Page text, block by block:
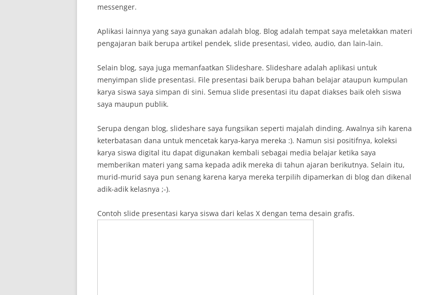
messenger.
Aplikasi lainnya yang saya gunakan adalah blog. Blog adalah tempat saya meletakkan materi
pengajaran baik berupa artikel pendek, slide presentasi, video, audio, dan lain-lain.
Selain blog, saya juga memanfaatkan Slideshare. Slideshare adalah aplikasi untuk
menyimpan slide presentasi. File presentasi baik berupa bahan belajar ataupun kumpulan
karya siswa saya simpan di sini. Semua slide presentasi itu dapat diakses baik oleh siswa
saya maupun publik.
Serupa dengan blog, slideshare saya fungsikan seperti majalah dinding. Awalnya sih karena
keterbatasan dana untuk mencetak karya-karya mereka :). Namun sisi positifnya, koleksi
karya siswa digital itu dapat digunakan kembali sebagai media belajar ketika saya
memberikan materi yang sama kepada adik mereka di tahun ajaran berikutnya. Selain itu,
murid-murid saya pun senang karena karya mereka terpilih dipamerkan di blog dan dikenal
adik-adik kelasnya ;-).
Contoh slide presentasi karya siswa dari kelas X dengan tema desain grafis.